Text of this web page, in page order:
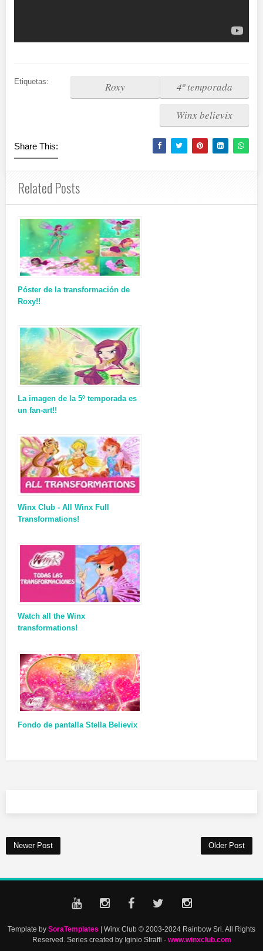
Etiquetas: 4º temporada
Roxy
Winx believix
Share This:
Related Posts
Póster de la transformación de
Roxy!!
La imagen de la 5º temporada es
un fan-art!!
Winx Club - All Winx Full
Transformations!
Watch all the Winx
transformations!
Fondo de pantalla Stella Believix
Newer Post Older Post
Template by SoraTemplates | Winx Club © 2003-2024 Rainbow Srl. All Rights
Reserved. Series created by Iginio Straffi - www.winxclub.com